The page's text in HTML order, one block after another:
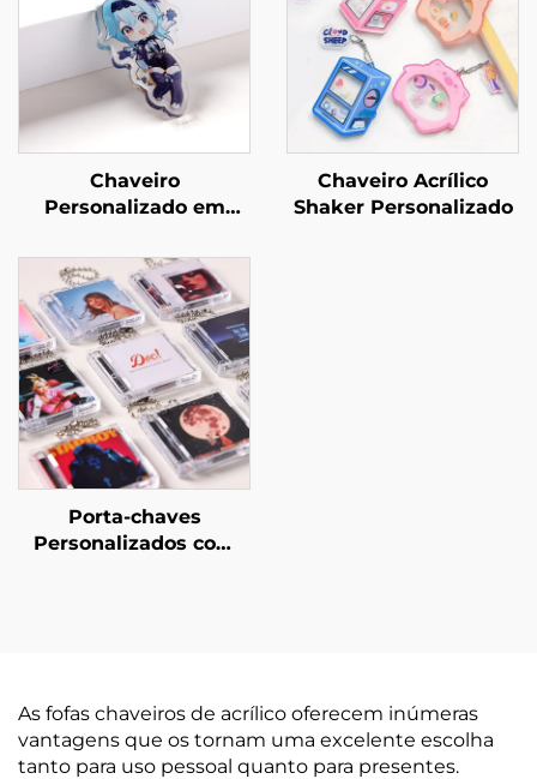
Chaveiro
Personalizado em
Epóxi
Chaveiro Acrílico
Shaker Personalizado
Porta-chaves
Personalizados com
As fofas chaveiros de acrílico oferecem inúmeras
vantagens que os tornam uma excelente escolha
tanto para uso pessoal quanto para presentes.